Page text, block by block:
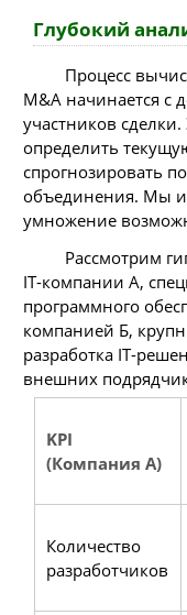
Глубокий
Процесс
M&A начинается с
участников
определить
спрогнозировать
объединения. Мы
умножение
Рассмотрим
IT-компании А,
программного
компанией Б,
разработка IT-
внешних
KPI
(Компания А)
Количество
разработчиков